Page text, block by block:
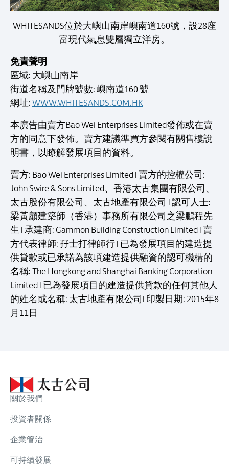
WHITESANDS位於大嶼山南岸嶼南道160號，設28座
富現代氣息雙層獨立洋房。
免責聲明
區域: 大嶼山南岸
街道名稱及門牌號數: 嶼南道160 號
網址: WWW.WHITESANDS.COM.HK
本廣告由賣方Bao Wei Enterprises Limited發佈或在賣
方的同意下發佈。賣方建議準買方參閱有關售樓說
明書，以瞭解發展項目的資料。
賣方: Bao Wei Enterprises Limited l 賣方的控權公司:
John Swire & Sons Limited、香港太古集團有限公司、
太古股份有限公司、太古地產有限公司 l 認可人士:
梁黃顧建築師（香港）事務所有限公司之梁鵬程先
生 l 承建商: Gammon Building Construction Limited l 賣
方代表律師: 孖士打律師行 l 已為發展項目的建造提
供貸款或已承諾為該項建造提供融資的認可機構的
名稱: The Hongkong and Shanghai Banking Corporation
Limited l 已為發展項目的建造提供貸款的任何其他人
的姓名或名稱: 太古地產有限公司l 印製日期: 2015年8
月11日
關於我們
投資者關係
企業管治
可持續發展